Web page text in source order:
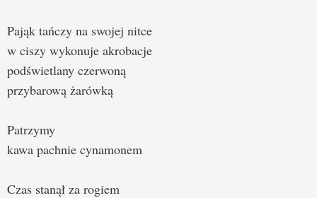
Pająk tańczy na swojej nitce
w ciszy wykonuje akrobacje
podświetlany czerwoną
przybarową żarówką
Patrzymy
kawa pachnie cynamonem
Czas stanął za rogiem